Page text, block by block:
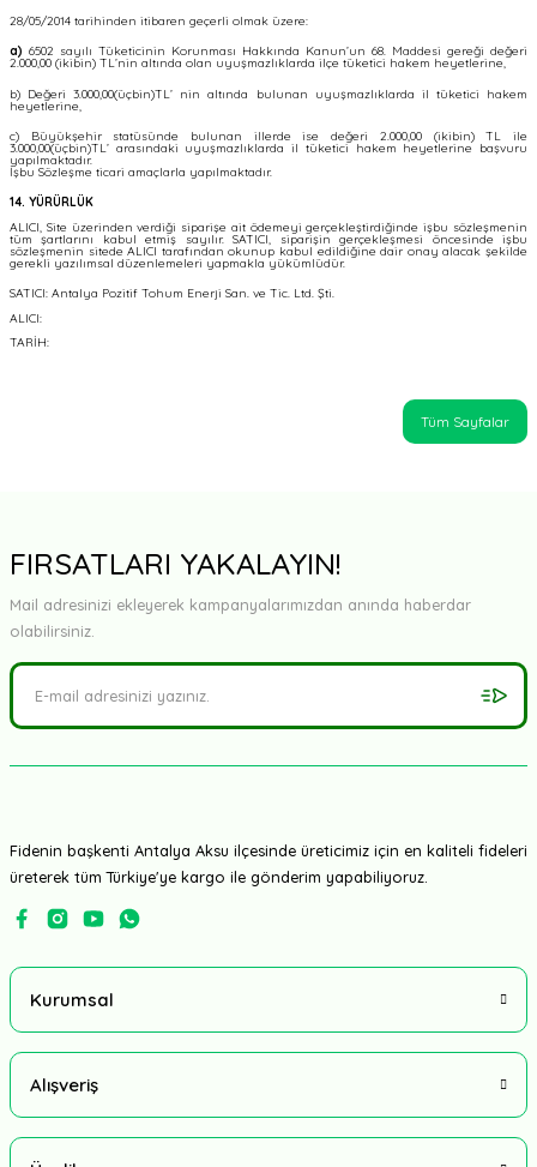
28/05/2014 tarihinden itibaren geçerli olmak üzere:
a) 6502 sayılı Tüketicinin Korunması Hakkında Kanun’un 68. Maddesi gereği değeri
2.000,00 (ikibin) TL’nin altında olan uyuşmazlıklarda ilçe tüketici hakem heyetlerine,
b) Değeri 3.000,00(üçbin)TL’ nin altında bulunan uyuşmazlıklarda il tüketici hakem
heyetlerine,
c) Büyükşehir statüsünde bulunan illerde ise değeri 2.000,00 (ikibin) TL ile
3.000,00(üçbin)TL’ arasındaki uyuşmazlıklarda il tüketici hakem heyetlerine başvuru
yapılmaktadır.
İşbu Sözleşme ticari amaçlarla yapılmaktadır.
14. YÜRÜRLÜK
ALICI, Site üzerinden verdiği siparişe ait ödemeyi gerçekleştirdiğinde işbu sözleşmenin
tüm şartlarını kabul etmiş sayılır. SATICI, siparişin gerçekleşmesi öncesinde işbu
sözleşmenin sitede ALICI tarafından okunup kabul edildiğine dair onay alacak şekilde
gerekli yazılımsal düzenlemeleri yapmakla yükümlüdür.
SATICI: Antalya Pozitif Tohum Enerji San. ve Tic. Ltd. Şti.
ALICI:
TARİH:
Tüm Sayfalar
FIRSATLARI YAKALAYIN!
Mail adresinizi ekleyerek kampanyalarımızdan anında haberdar
olabilirsiniz.
Fidenin başkenti Antalya Aksu ilçesinde üreticimiz için en kaliteli fideleri
üreterek tüm Türkiye'ye kargo ile gönderim yapabiliyoruz.
Kurumsal
Alışveriş